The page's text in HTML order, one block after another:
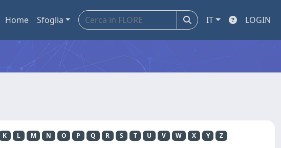
Home Sfoglia IT LOGIN
K L M N O P Q R S T U V W X Y Z